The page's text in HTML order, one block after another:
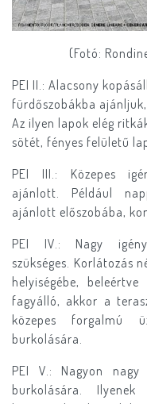
(Fotó:
PEI II.: Alacsony
fürdőszobákba
Az ilyen lapok elég
sötét, fényes felületű
PEI III.: Közepes
ajánlott. Például
ajánlott előszobába,
PEI IV.: Nagy
szükséges. Korlátozás
helyiségébe,
fagyálló, akkor a
közepes forgalmú
burkolására.
PEI V.: Nagyon nagy
burkolására.